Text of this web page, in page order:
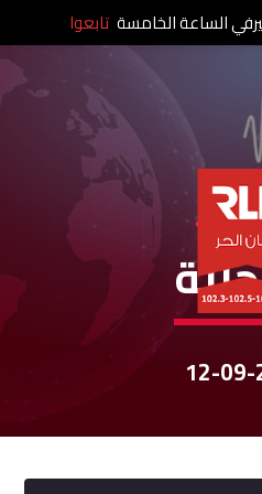
الأخبار
12-
الساعة الخامسة تابعوا